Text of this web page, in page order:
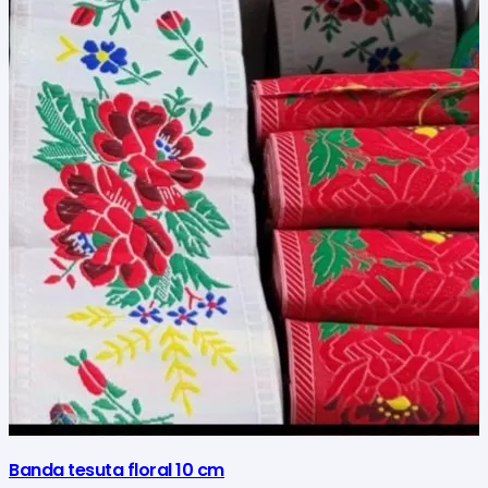
multe
variații.
Opțiunile
pot
fi
alese
în
pagina
produsului.
Banda tesuta floral 10 cm